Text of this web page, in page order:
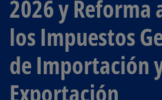
2026 y Reforma
los Impuestos
de Importación
Exportación